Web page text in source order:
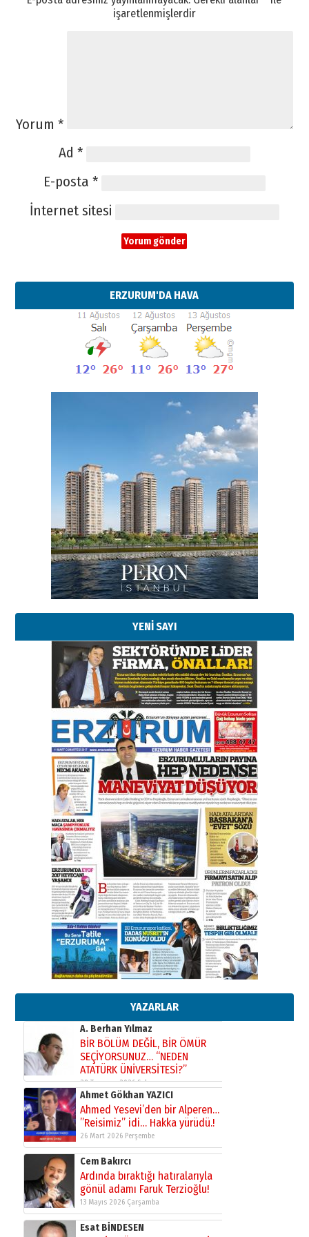
işaretlenmişlerdir
Yorum *
Ad *
E-posta *
İnternet sitesi
ERZURUM'DA HAVA
YENİ SAYI
YAZARLAR
Esat BİNDESEN
TRT’NİN BÖLGEYE AÇILAN SESİ
09 Ağustos 2026 Pazar
Kadir SABUNCUOĞLU
Erzurumspor’un köşe taşları
29 Haziran 2026 Pazartesi
Kenan GÜLERCİ
Murat Şahsuvaroğlu ERKON’da
çıtayı yukarı taşırken,
yönetimdekiler aşağı
çekmemeli!
17 Şubat 2026 SalıOrhan BOZKURT
Bir fotoğraf, bir şehir, bir
gazeteci… Dizginler kimin
elinde?
31 Mart 2026 Salı
BİR BÖLÜM DEĞİL, BİR ÖMÜR
ATATÜRK ÜNİVERSİTESİ?”
28 Temmuz 2026 Salı
Ahmet Gökhan YAZICI
Ahmed Yesevi’den bir Alperen…
”Reisimiz” idi… Hakka yürüdü.!
26 Mart 2026 Perşembe
Cem Bakırcı
Ardında bıraktığı hatıralarıyla
gönül adamı Faruk Terzioğlu!
13 Mayıs 2026 Çarşamba
Esat BİNDESEN
TRT’NİN BÖLGEYE AÇILAN SESİ
09 Ağustos 2026 Pazar